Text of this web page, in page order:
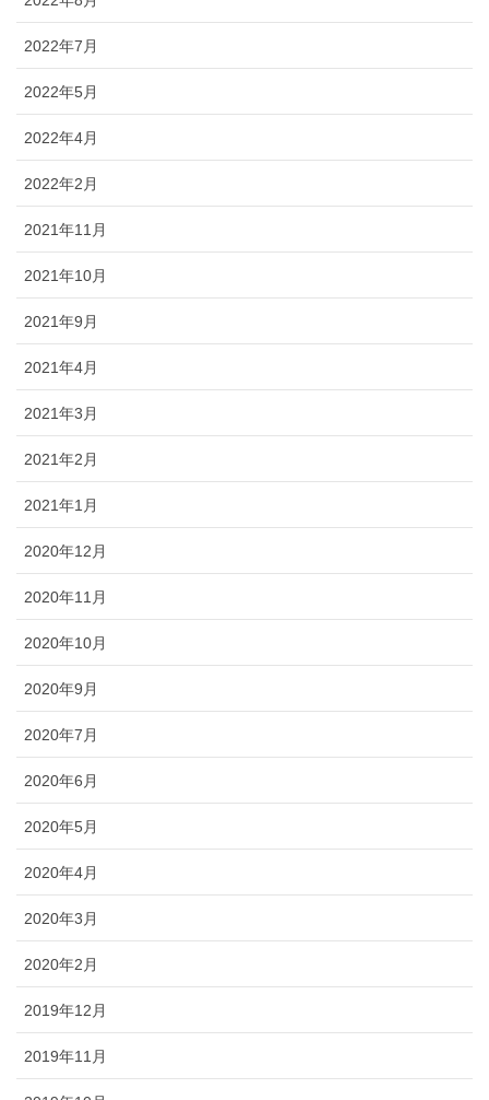
2022年7月
2022年5月
2022年4月
2022年2月
2021年11月
2021年10月
2021年9月
2021年4月
2021年3月
2021年2月
2021年1月
2020年12月
2020年11月
2020年10月
2020年9月
2020年7月
2020年6月
2020年5月
2020年4月
2020年3月
2020年2月
2019年12月
2019年11月